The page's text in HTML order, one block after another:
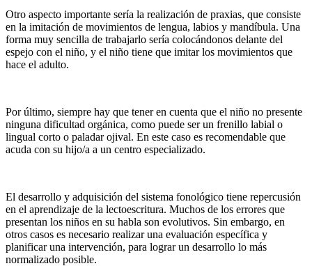
Otro aspecto importante sería la realización de praxias, que consiste
en la imitación de movimientos de lengua, labios y mandíbula. Una
forma muy sencilla de trabajarlo sería colocándonos delante del
espejo con el niño, y el niño tiene que imitar los movimientos que
hace el adulto.
Por último, siempre hay que tener en cuenta que el niño no presente
ninguna dificultad orgánica, como puede ser un frenillo labial o
lingual corto o paladar ojival. En este caso es recomendable que
acuda con su hijo/a a un centro especializado.
El desarrollo y adquisición del sistema fonológico tiene repercusión
en el aprendizaje de la lectoescritura. Muchos de los errores que
presentan los niños en su habla son evolutivos. Sin embargo, en
otros casos es necesario realizar una evaluación específica y
planificar una intervención, para lograr un desarrollo lo más
normalizado posible.